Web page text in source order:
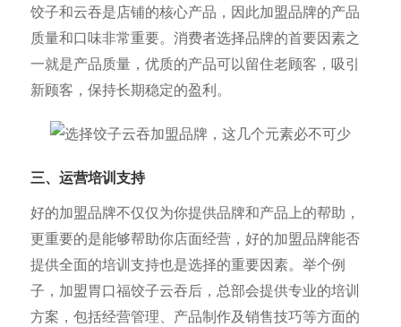
饺子和云吞是店铺的核心产品，因此加盟品牌的产品
质量和口味非常重要。消费者选择品牌的首要因素之
一就是产品质量，优质的产品可以留住老顾客，吸引
新顾客，保持长期稳定的盈利。
三、运营培训支持
好的加盟品牌不仅仅为你提供品牌和产品上的帮助，
更重要的是能够帮助你店面经营，好的加盟品牌能否
提供全面的培训支持也是选择的重要因素。举个例
子，加盟胃口福饺子云吞后，总部会提供专业的培训
方案，包括经营管理、产品制作及销售技巧等方面的